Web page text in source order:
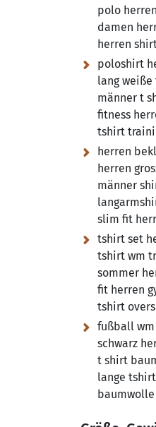
polo
damen
herren
poloshirt
lang
männer t
fitness
tshirt
herren
herren
männer
slim fit
tshirt set
tshirt wm
sommer
fit herren
tshirt
fußball
schwarz
t shirt
lange